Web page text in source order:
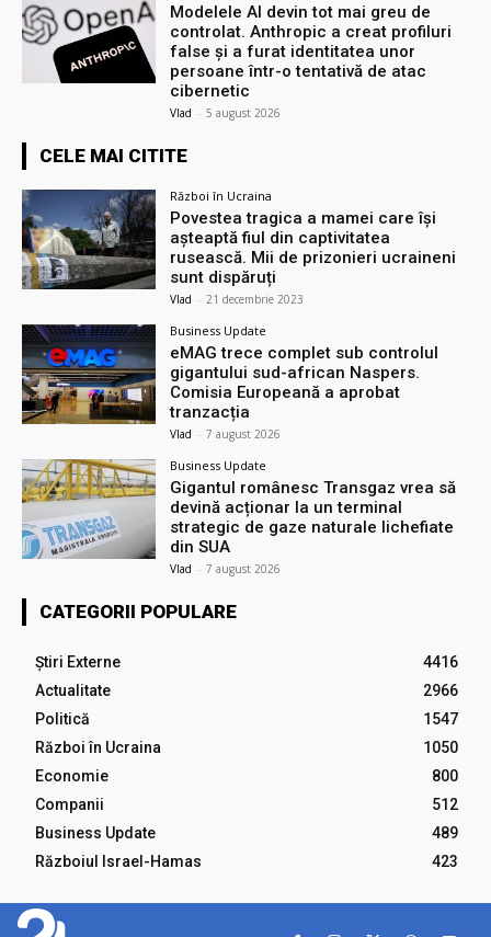
Modelele AI devin tot mai greu de
controlat. Anthropic a creat profiluri
false și a furat identitatea unor
persoane într-o tentativă de atac
cibernetic
Vlad - 5 august 2026
CELE MAI CITITE
Război în Ucraina
Povestea tragica a mamei care își
așteaptă fiul din captivitatea
rusească. Mii de prizonieri ucraineni
sunt dispăruți
Vlad - 21 decembrie 2023
Business Update
eMAG trece complet sub controlul
gigantului sud-african Naspers.
Comisia Europeană a aprobat
tranzacția
Vlad - 7 august 2026
Business Update
Gigantul românesc Transgaz vrea să
devină acționar la un terminal
strategic de gaze naturale lichefiate
din SUA
Vlad - 7 august 2026
CATEGORII POPULARE
Știri Externe
4416
Actualitate
2966
Politică
1547
Război în Ucraina
1050
Economie
800
Companii
512
Business Update
489
Războiul Israel-Hamas
423